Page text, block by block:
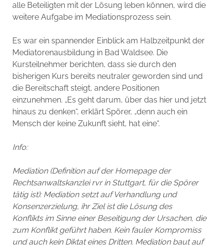
alle Beteiligten mit der Lösung leben können, wird die
weitere Aufgabe im Mediationsprozess sein.
Es war ein spannender Einblick am Halbzeitpunkt der
Mediatorenausbildung in Bad Waldsee. Die
Kursteilnehmer berichten, dass sie durch den
bisherigen Kurs bereits neutraler geworden sind und
die Bereitschaft steigt, andere Positionen
einzunehmen. „Es geht darum, über das hier und jetzt
hinaus zu denken“, erklärt Spörer, „denn auch ein
Mensch der keine Zukunft sieht, hat eine“.
Info:
Mediation (Definition auf der Homepage der
Rechtsanwaltskanzlei rvr in Stuttgart, für die Spörer
tätig ist): Mediation setzt auf Verhandlung und
Konsenzerzielung, ihr Ziel ist die Lösung des
Konflikts im Sinne einer Beseitigung der Ursachen, die
zum Konflikt geführt haben. Kein fauler Kompromiss
und auch kein Diktat eines Dritten. Mediation baut auf